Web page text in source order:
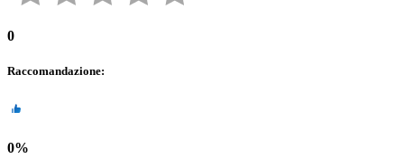
0
Raccomandazione:
0%